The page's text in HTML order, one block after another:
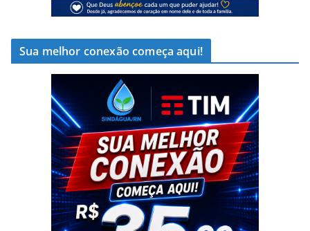
Sua melhor conexão começa aqui!